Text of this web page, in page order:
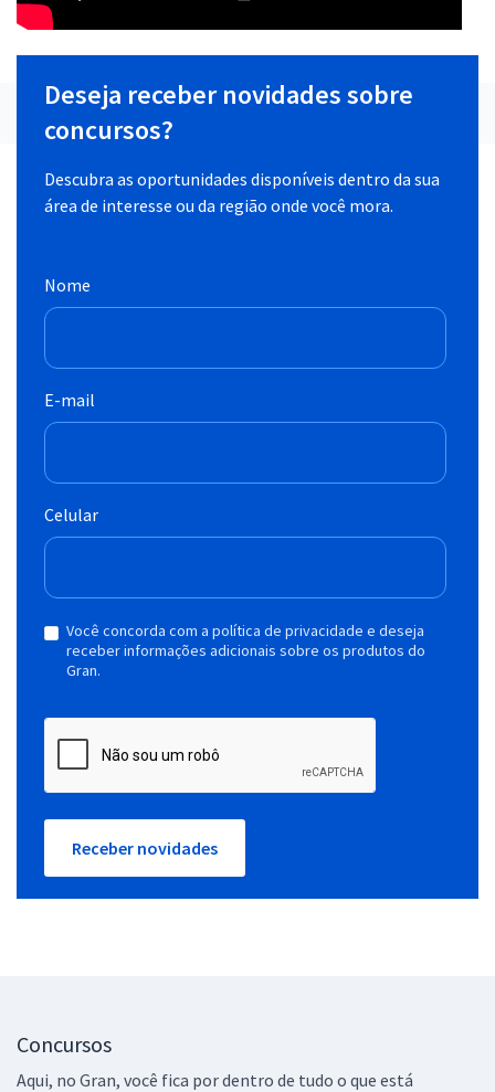
Deseja receber novidades sobre
concursos?
Descubra as oportunidades disponíveis dentro da sua
área de interesse ou da região onde você mora.
Nome
E-mail
Celular
Você concorda com a política de privacidade e deseja
receber informações adicionais sobre os produtos do
Gran.
Receber novidades
Concursos
Aqui, no Gran, você fica por dentro de tudo o que está